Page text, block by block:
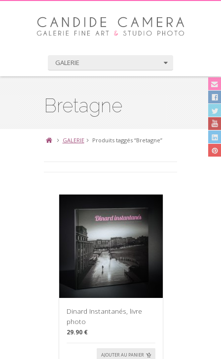
GALERIE
Bretagne
GALERIE Produits taggés “Bretagne”
Dinard Instantanés, livre
photo
29.90 €
AJOUTER AU PANIER